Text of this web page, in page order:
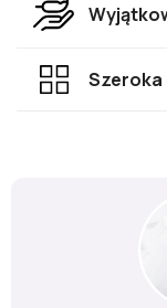
Szeroka